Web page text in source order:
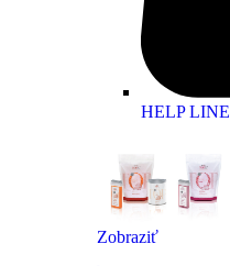
HELP LINE
Zobraziť